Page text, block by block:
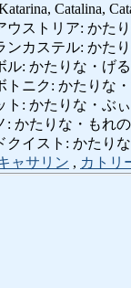
Catalina,
ウストリア: かた
カステル: かた
ル: かたりな・げる
トニク: かたりな
ト: かたりな・ぶ
かたりな・もれの
クイスト: かたり
ャサリン , カトリ